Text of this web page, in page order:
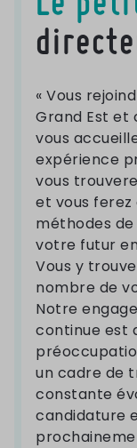
« Vous
Grand Est et
vous
expérience
vous
et vous ferez
méthodes
votre futur
Vous y
nombre de
Notre
continue est
un cadre de
constante
candidature